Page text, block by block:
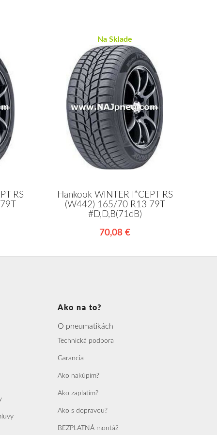
RS
Na Sklade
Hankook WINTER I*CEPT RS
(W442) 165/70 R13 79T
#D,D,B(71dB)
70,08 €
Ako na to?
O pneumatikách
Technická podpora
Garancia
Ako nakúpim?
Ako zaplatím?
Ako s dopravou?
BEZPLATNÁ montáž